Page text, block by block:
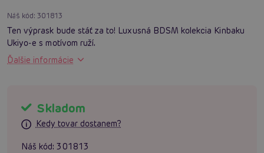
Náš kód:301813
Ten výprask bude stáť za to! Luxusná BDSM kolekcia Kinbaku
Ukiyo-e s motívom ruží.
Ďalšie informácie
Skladom
Kedy tovar dostanem?
Náš kód: 301813